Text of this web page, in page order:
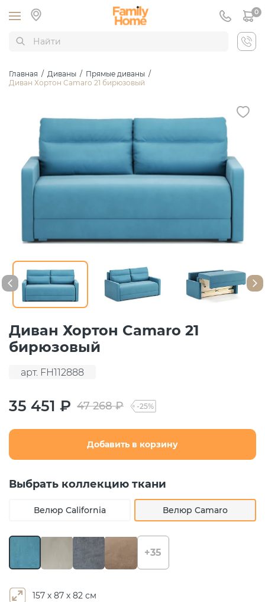
0
Главная / Диваны / Прямые диваны /
Диван Хортон Camaro 21 бирюзовый
Диван Хортон Camaro 21
бирюзовый
арт. FH112888
35 451 ₽ 47 268 ₽ -25%
Добавить в корзину
Выбрать коллекцию ткани
Велюр California Велюр Camaro
+35
157 х 87 х 82 см